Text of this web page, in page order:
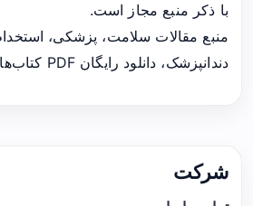
با ذکر منبع مجاز است.
منبع مقالات سلامت، پزشکی،
دندانپزشک، دانلود رایگان PDF کتاب‌های پزشکی.
شرکت